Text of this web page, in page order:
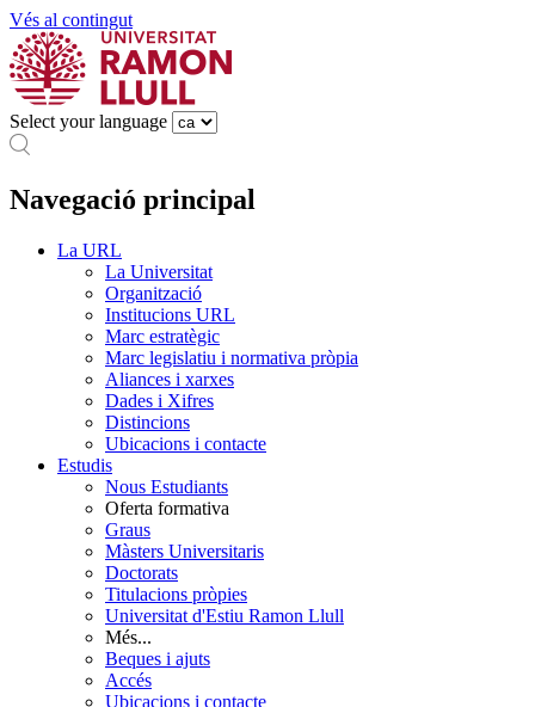
Vés al contingut
Select your language
Navegació principal
La URL
La Universitat
Organització
Institucions URL
Marc estratègic
Marc legislatiu i normativa pròpia
Aliances i xarxes
Dades i Xifres
Distincions
Ubicacions i contacte
Estudis
Nous Estudiants
Oferta formativa
Graus
Màsters Universitaris
Doctorats
Titulacions pròpies
Universitat d'Estiu Ramon Llull
Més...
Beques i ajuts
Accés
Ubicacions i contacte